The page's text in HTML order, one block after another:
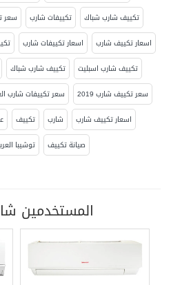
تكييف شارب شباك
تكييفات شارب سعر
اسعار تكييف شارب
اسعار تكييفات شارب
تكييف شارب اسبليت
تكييف شارب شباك
سعر تكييف شارب 2019
سعر تكييفات شارب
اسعار تكييف شارب
شارب تكييف
صيانة تكييف
توشيبا
المستخدمين